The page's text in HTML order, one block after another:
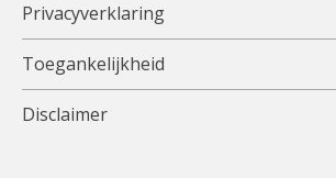
Privacyverklaring
Toegankelijkheid
Disclaimer